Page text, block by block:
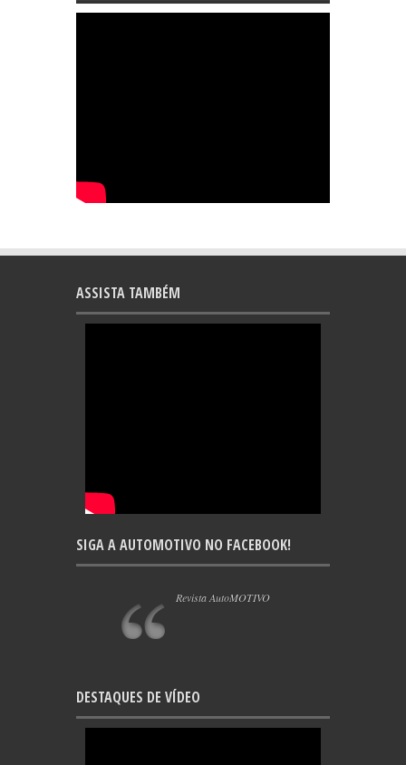
ASSISTA TAMBÉM
SIGA A AUTOMOTIVO NO FACEBOOK!
Revista AutoMOTIVO
DESTAQUES DE VÍDEO